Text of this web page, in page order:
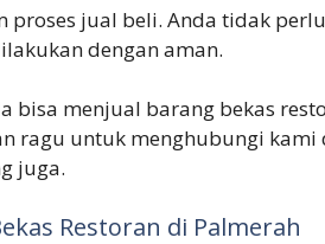
jual beli. Anda tidak
dengan aman.
bisa menjual barang bekas
ragu untuk menghubungi kami
juga.
Restoran di Palmerah